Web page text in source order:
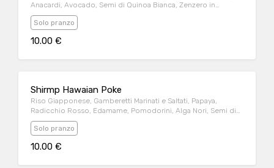
Anacardi, Avocado, Semi di Quinoa Bianca, Zenzero in
Agrodolce
Solo pranzo
10.00 €
Shirmp Hawaian Poke
Riso Giapponese, Gamberetti Marinati e Saltati, Papaya,
Radicchio Rosso, Edamame, Pomodorini, Alga Nori, Semi di
Sesamo
Solo pranzo
10.00 €